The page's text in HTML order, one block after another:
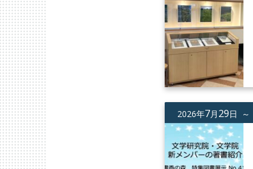
2026年7月 29日 ～